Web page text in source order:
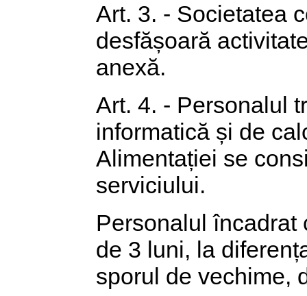
Art. 3. - Societatea
desfășoară
anexă.
Art. 4. - Personalul
informatică și de
Alimentației se
serviciului.
Personalul încadrat
de 3 luni, la
sporul de vechime,